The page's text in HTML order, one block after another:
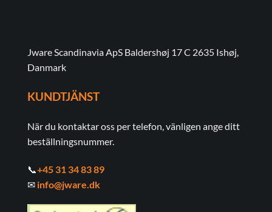
Jware Scandinavia ApS Baldershøj 17 C 2635 Ishøj,
Danmark
KUNDTJÄNST
När du kontaktar oss per telefon, vänligen ange ditt
beställningsnummer.
📞+45 31 34 83 89
✉ info@jware.dk